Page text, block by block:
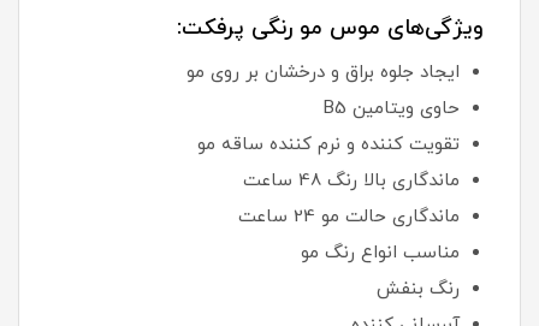
ویژگی‌های موس مو رنگی پرفکت:
ایجاد جلوه براق و درخشان بر روی مو
حاوی ویتامین B5
تقویت کننده و نرم کننده ساقه مو
ماندگاری بالا رنگ 48 ساعت
ماندگاری حالت مو 24 ساعت
مناسب انواع رنگ مو
رنگ بنفش